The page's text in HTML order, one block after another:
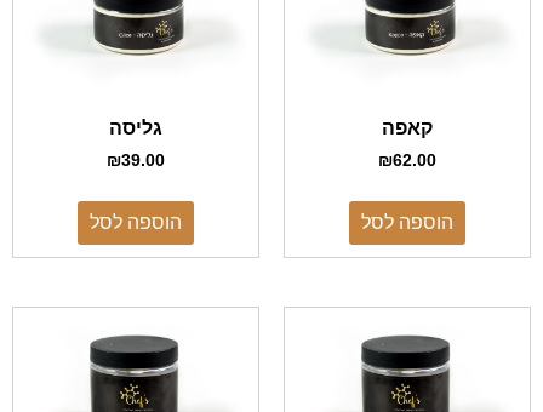
קאפה
₪62.00
הוספה לסל
גליסה
₪39.00
הוספה לסל